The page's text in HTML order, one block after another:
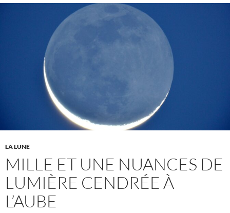
LA LUNE
MILLE ET UNE NUANCES DE
LUMIÈRE CENDRÉE À
L’AUBE